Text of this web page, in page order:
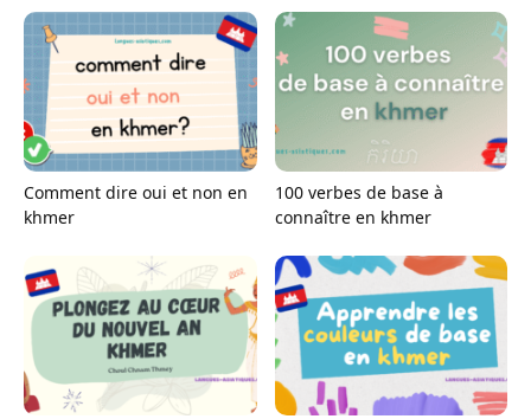
Comment dire oui et non en
khmer
100 verbes de base à
connaître en khmer